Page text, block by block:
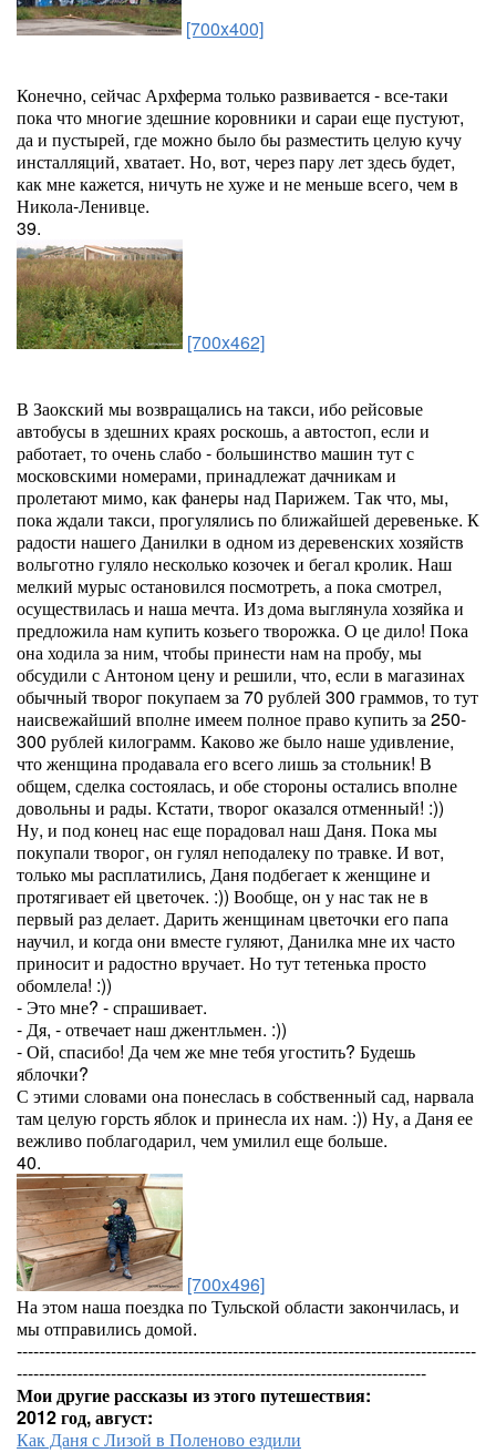
[700x400]
Конечно, сейчас Архферма только развивается - все-таки
пока что многие здешние коровники и сараи еще пустуют,
да и пустырей, где можно было бы разместить целую кучу
инсталляций, хватает. Но, вот, через пару лет здесь будет,
как мне кажется, ничуть не хуже и не меньше всего, чем в
Никола-Ленивце.
39.
[700x462]
В Заокский мы возвращались на такси, ибо рейсовые
автобусы в здешних краях роскошь, а автостоп, если и
работает, то очень слабо - большинство машин тут с
московскими номерами, принадлежат дачникам и
пролетают мимо, как фанеры над Парижем. Так что, мы,
пока ждали такси, прогулялись по ближайшей деревеньке. К
радости нашего Данилки в одном из деревенских хозяйств
вольготно гуляло несколько козочек и бегал кролик. Наш
мелкий мурыс остановился посмотреть, а пока смотрел,
осуществилась и наша мечта. Из дома выглянула хозяйка и
предложила нам купить козьего творожка. О це дило! Пока
она ходила за ним, чтобы принести нам на пробу, мы
обсудили с Антоном цену и решили, что, если в магазинах
обычный творог покупаем за 70 рублей 300 граммов, то тут
наисвежайший вполне имеем полное право купить за 250-
300 рублей килограмм. Каково же было наше удивление,
что женщина продавала его всего лишь за стольник! В
общем, сделка состоялась, и обе стороны остались вполне
довольны и рады. Кстати, творог оказался отменный! :))
Ну, и под конец нас еще порадовал наш Даня. Пока мы
покупали творог, он гулял неподалеку по травке. И вот,
только мы расплатились, Даня подбегает к женщине и
протягивает ей цветочек. :)) Вообще, он у нас так не в
первый раз делает. Дарить женщинам цветочки его папа
научил, и когда они вместе гуляют, Данилка мне их часто
приносит и радостно вручает. Но тут тетенька просто
обомлела! :))
- Это мне? - спрашивает.
- Дя, - отвечает наш джентльмен. :))
- Ой, спасибо! Да чем же мне тебя угостить? Будешь
яблочки?
С этими словами она понеслась в собственный сад, нарвала
там целую горсть яблок и принесла их нам. :)) Ну, а Даня ее
вежливо поблагодарил, чем умилил еще больше.
40.
[700x496]
На этом наша поездка по Тульской области закончилась, и
мы отправились домой.
-----------------------------------------------------------------------------------
--------------------------------------------------------------------------
Мои другие рассказы из этого путешествия:
2012 год, август:
Как Даня с Лизой в Поленово ездили